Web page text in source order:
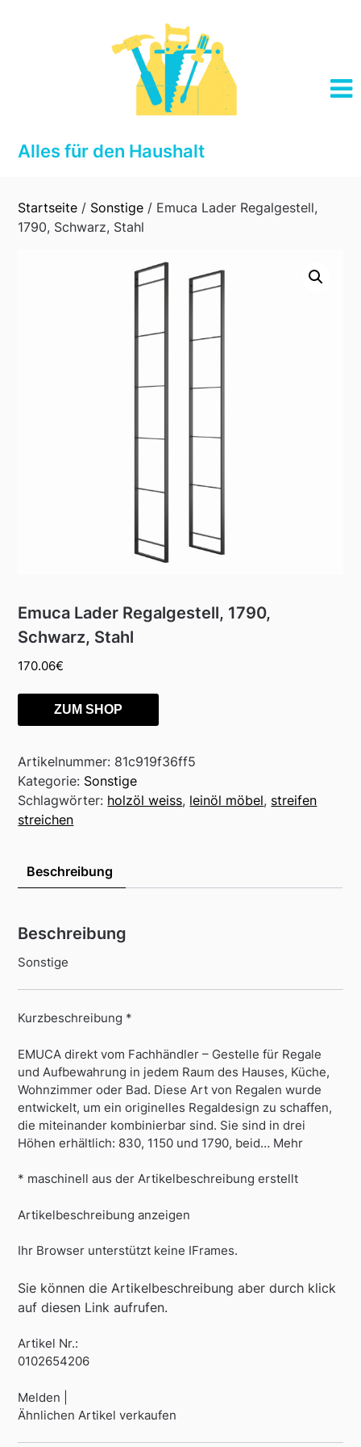
Alles für den Haushalt
Startseite / Sonstige / Emuca Lader Regalgestell,
1790, Schwarz, Stahl
Emuca Lader Regalgestell, 1790,
Schwarz, Stahl
170.06€
ZUM SHOP
Artikelnummer: 81c919f36ff5
Kategorie: Sonstige
Schlagwörter: holzöl weiss, leinöl möbel, streifen
streichen
Beschreibung
Beschreibung
Sonstige
Kurzbeschreibung *
EMUCA direkt vom Fachhändler – Gestelle für Regale
und Aufbewahrung in jedem Raum des Hauses, Küche,
Wohnzimmer oder Bad. Diese Art von Regalen wurde
entwickelt, um ein originelles Regaldesign zu schaffen,
die miteinander kombinierbar sind. Sie sind in drei
Höhen erhältlich: 830, 1150 und 1790, beid… Mehr
* maschinell aus der Artikelbeschreibung erstellt
Artikelbeschreibung anzeigen
Ihr Browser unterstützt keine IFrames.
Sie können die Artikelbeschreibung aber durch klick
auf diesen Link aufrufen.
Artikel Nr.:
0102654206
Melden |
Ähnlichen Artikel verkaufen